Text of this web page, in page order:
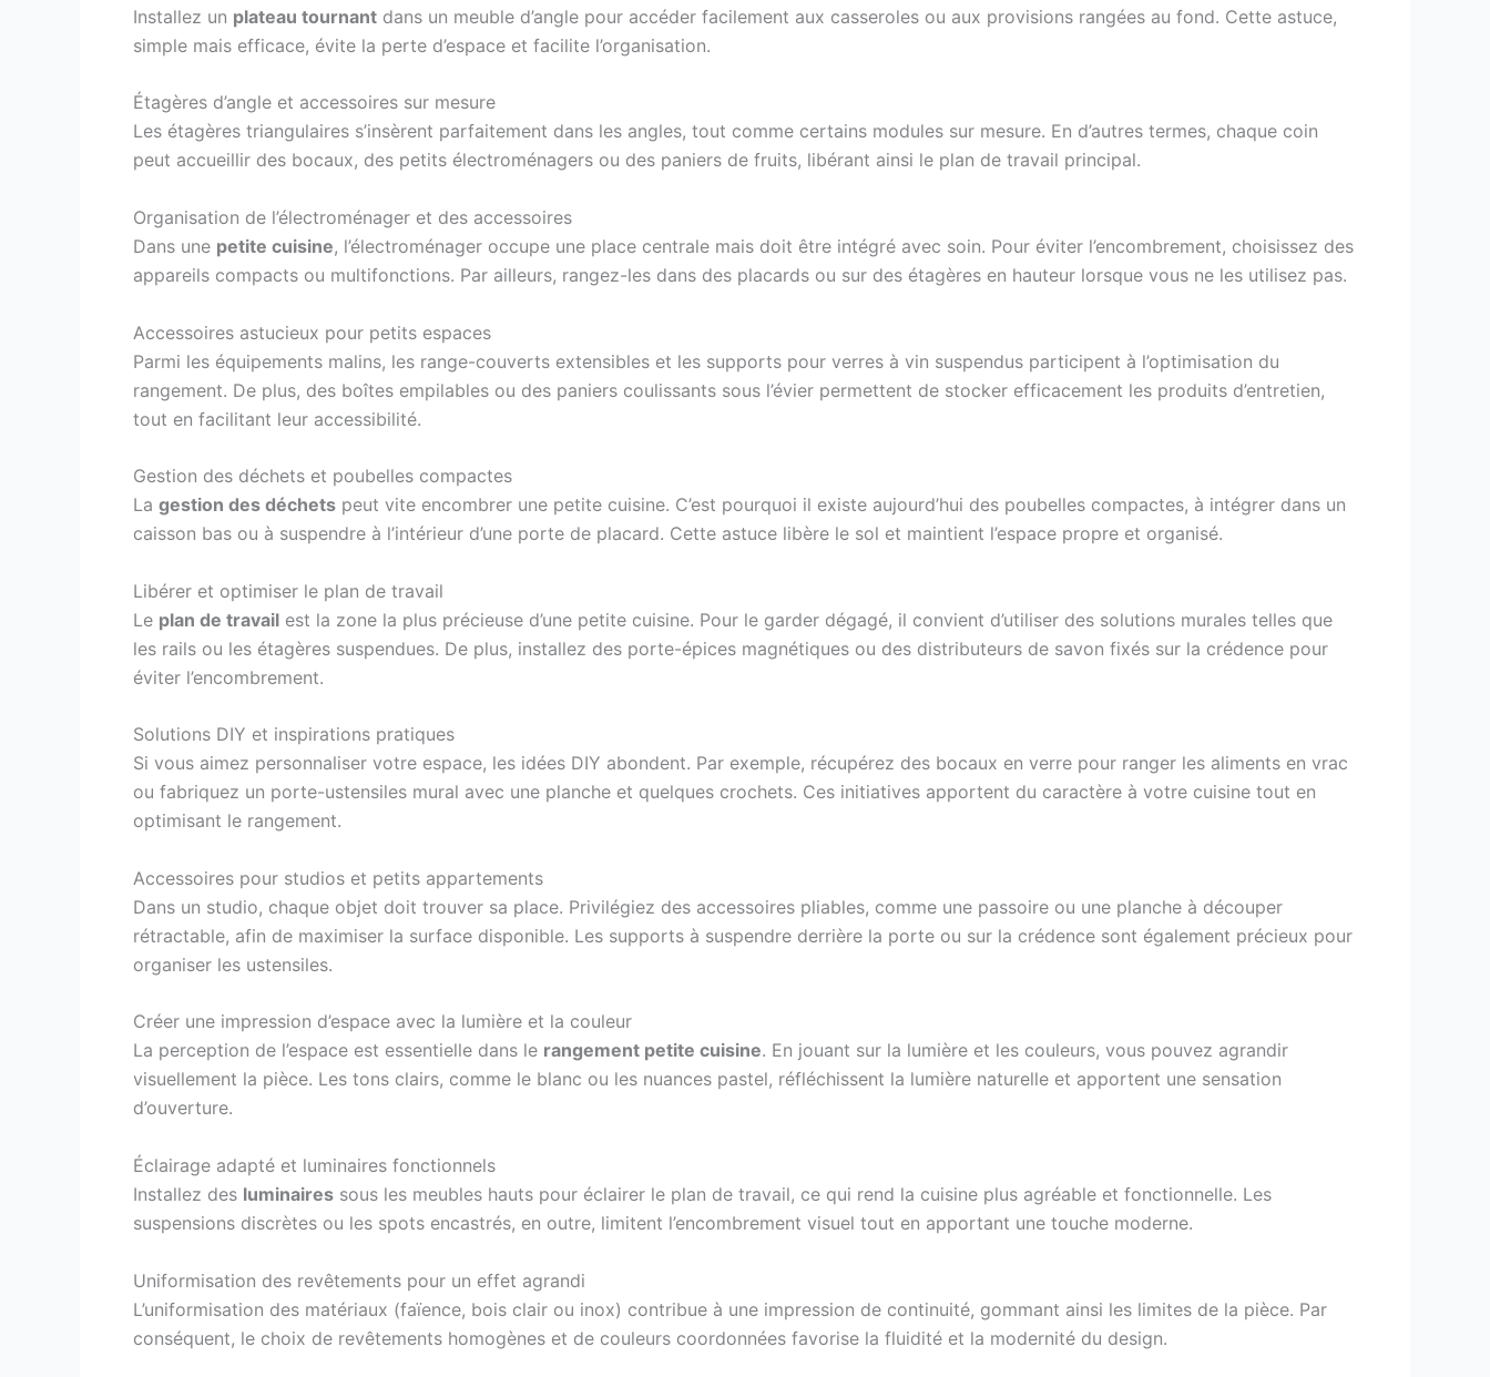
Installez un plateau tournant dans un meuble d’angle pour accéder facilement aux casseroles ou aux provisions rangées au fond. Cette astuce,
simple mais efficace, évite la perte d’espace et facilite l’organisation.
Étagères d’angle et accessoires sur mesure
Les étagères triangulaires s’insèrent parfaitement dans les angles, tout comme certains modules sur mesure. En d’autres termes, chaque coin
peut accueillir des bocaux, des petits électroménagers ou des paniers de fruits, libérant ainsi le plan de travail principal.
Organisation de l’électroménager et des accessoires
Dans une petite cuisine, l’électroménager occupe une place centrale mais doit être intégré avec soin. Pour éviter l’encombrement, choisissez des
appareils compacts ou multifonctions. Par ailleurs, rangez-les dans des placards ou sur des étagères en hauteur lorsque vous ne les utilisez pas.
Accessoires astucieux pour petits espaces
Parmi les équipements malins, les range-couverts extensibles et les supports pour verres à vin suspendus participent à l’optimisation du
rangement. De plus, des boîtes empilables ou des paniers coulissants sous l’évier permettent de stocker efficacement les produits d’entretien,
tout en facilitant leur accessibilité.
Gestion des déchets et poubelles compactes
La gestion des déchets peut vite encombrer une petite cuisine. C’est pourquoi il existe aujourd’hui des poubelles compactes, à intégrer dans un
caisson bas ou à suspendre à l’intérieur d’une porte de placard. Cette astuce libère le sol et maintient l’espace propre et organisé.
Libérer et optimiser le plan de travail
Le plan de travail est la zone la plus précieuse d’une petite cuisine. Pour le garder dégagé, il convient d’utiliser des solutions murales telles que
les rails ou les étagères suspendues. De plus, installez des porte-épices magnétiques ou des distributeurs de savon fixés sur la crédence pour
éviter l’encombrement.
Solutions DIY et inspirations pratiques
Si vous aimez personnaliser votre espace, les idées DIY abondent. Par exemple, récupérez des bocaux en verre pour ranger les aliments en vrac
ou fabriquez un porte-ustensiles mural avec une planche et quelques crochets. Ces initiatives apportent du caractère à votre cuisine tout en
optimisant le rangement.
Accessoires pour studios et petits appartements
Dans un studio, chaque objet doit trouver sa place. Privilégiez des accessoires pliables, comme une passoire ou une planche à découper
rétractable, afin de maximiser la surface disponible. Les supports à suspendre derrière la porte ou sur la crédence sont également précieux pour
organiser les ustensiles.
Créer une impression d’espace avec la lumière et la couleur
La perception de l’espace est essentielle dans le rangement petite cuisine. En jouant sur la lumière et les couleurs, vous pouvez agrandir
visuellement la pièce. Les tons clairs, comme le blanc ou les nuances pastel, réfléchissent la lumière naturelle et apportent une sensation
d’ouverture.
Éclairage adapté et luminaires fonctionnels
Installez des luminaires sous les meubles hauts pour éclairer le plan de travail, ce qui rend la cuisine plus agréable et fonctionnelle. Les
suspensions discrètes ou les spots encastrés, en outre, limitent l’encombrement visuel tout en apportant une touche moderne.
Uniformisation des revêtements pour un effet agrandi
L’uniformisation des matériaux (faïence, bois clair ou inox) contribue à une impression de continuité, gommant ainsi les limites de la pièce. Par
conséquent, le choix de revêtements homogènes et de couleurs coordonnées favorise la fluidité et la modernité du design.